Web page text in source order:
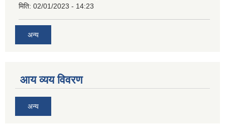
मिति: 02/01/2023 - 14:23
अन्य
आय व्यय विवरण
अन्य